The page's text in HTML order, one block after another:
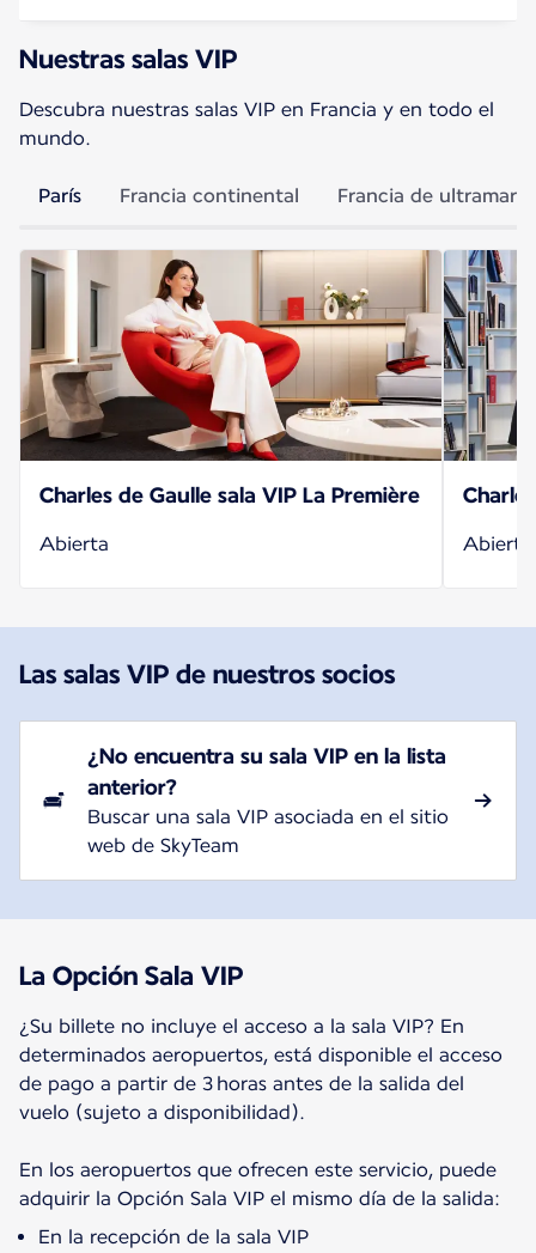
Nuestras salas VIP
Descubra nuestras salas VIP en Francia y en todo el
mundo.
París Francia continental Francia de ultramar
Charles de Gaulle sala VIP La Première
Abierta Abierta
Las salas VIP de nuestros socios
¿No encuentra su sala VIP en la lista
anterior?
Buscar una sala VIP asociada en el sitio
web de SkyTeam
La Opción Sala VIP
¿Su billete no incluye el acceso a la sala VIP? En
determinados aeropuertos, está disponible el acceso
de pago a partir de 3 horas antes de la salida del
vuelo (sujeto a disponibilidad).
En los aeropuertos que ofrecen este servicio, puede
adquirir la Opción Sala VIP el mismo día de la salida:
En la recepción de la sala VIP